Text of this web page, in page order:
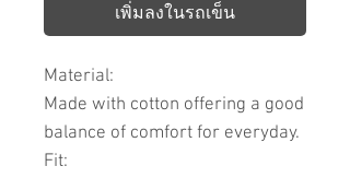
เพิ่มลงในรถเข็น
Material:
Made with cotton offering a good
balance of comfort for everyday.
Fit: